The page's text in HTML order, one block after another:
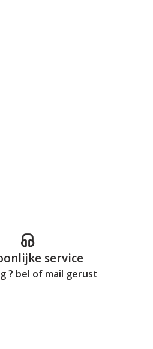
service
? bel of mail gerust